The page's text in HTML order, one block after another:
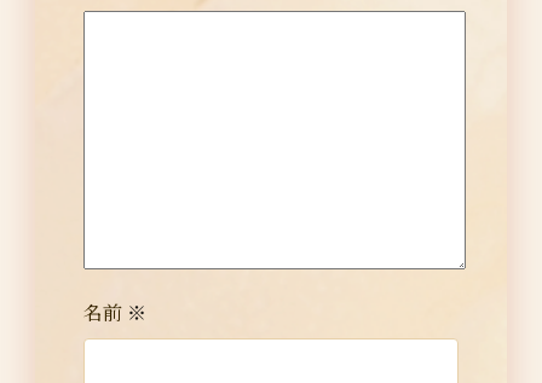
名前 ※